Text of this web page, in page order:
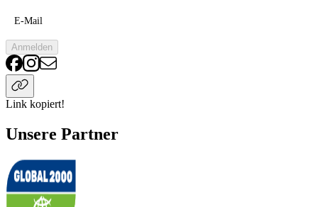
E-Mail
Anmelden
Link kopiert!
Unsere Partner